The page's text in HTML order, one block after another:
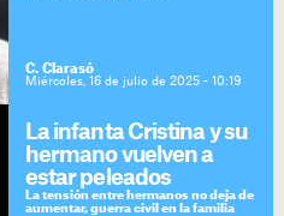
C. Clarasó
Miércoles, 16 de julio de 2025 - 10:19
La infanta Cristina y su
hermano vuelven a
estar peleados
La tensión entre hermanos no deja de
aumentar, guerra civil en la familia